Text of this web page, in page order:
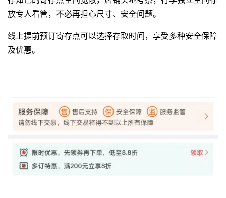
放专人看管，不必再担心尺寸、安全问题。
线上提前预订寄存点可以选择存取时间，享受多种安全保障
及优惠。